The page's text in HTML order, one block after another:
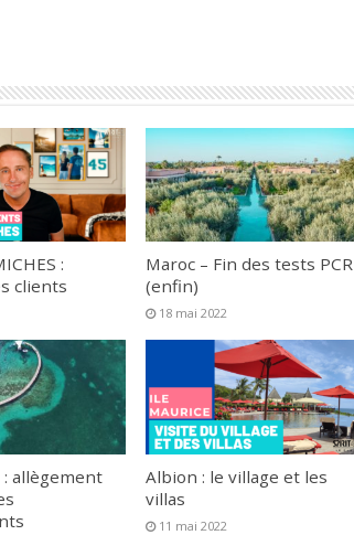
:
clients
Maroc – Fin des tests PCR
(enfin)
18 mai 2022
: allègement
Albion : le village et les
villas
11 mai 2022